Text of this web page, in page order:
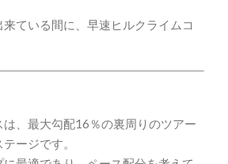
ている間に、早速ヒルクライムコ
、最大勾配16％の裏周りのツアー
ージです。